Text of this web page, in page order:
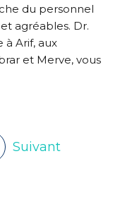
du personnel
agréables. Dr.
Arif, aux
et Merve, vous
Suivant